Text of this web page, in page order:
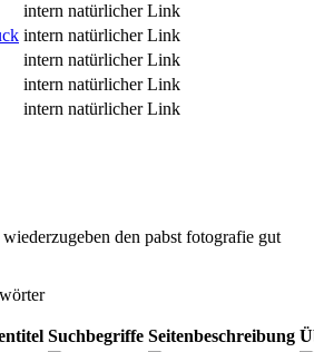
intern natürlicher Link
intern natürlicher Link
intern natürlicher Link
intern natürlicher Link
intern natürlicher Link
wiederzugeben den pabst fotografie gut
Suchbegriffe Seitenbeschreibung